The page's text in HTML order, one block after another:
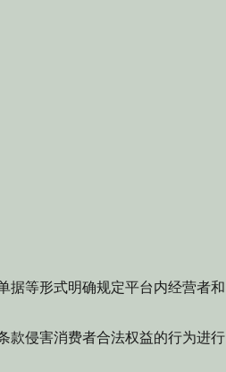
等形式明确规定平台内经营者和
款侵害消费者合法权益的行为进行